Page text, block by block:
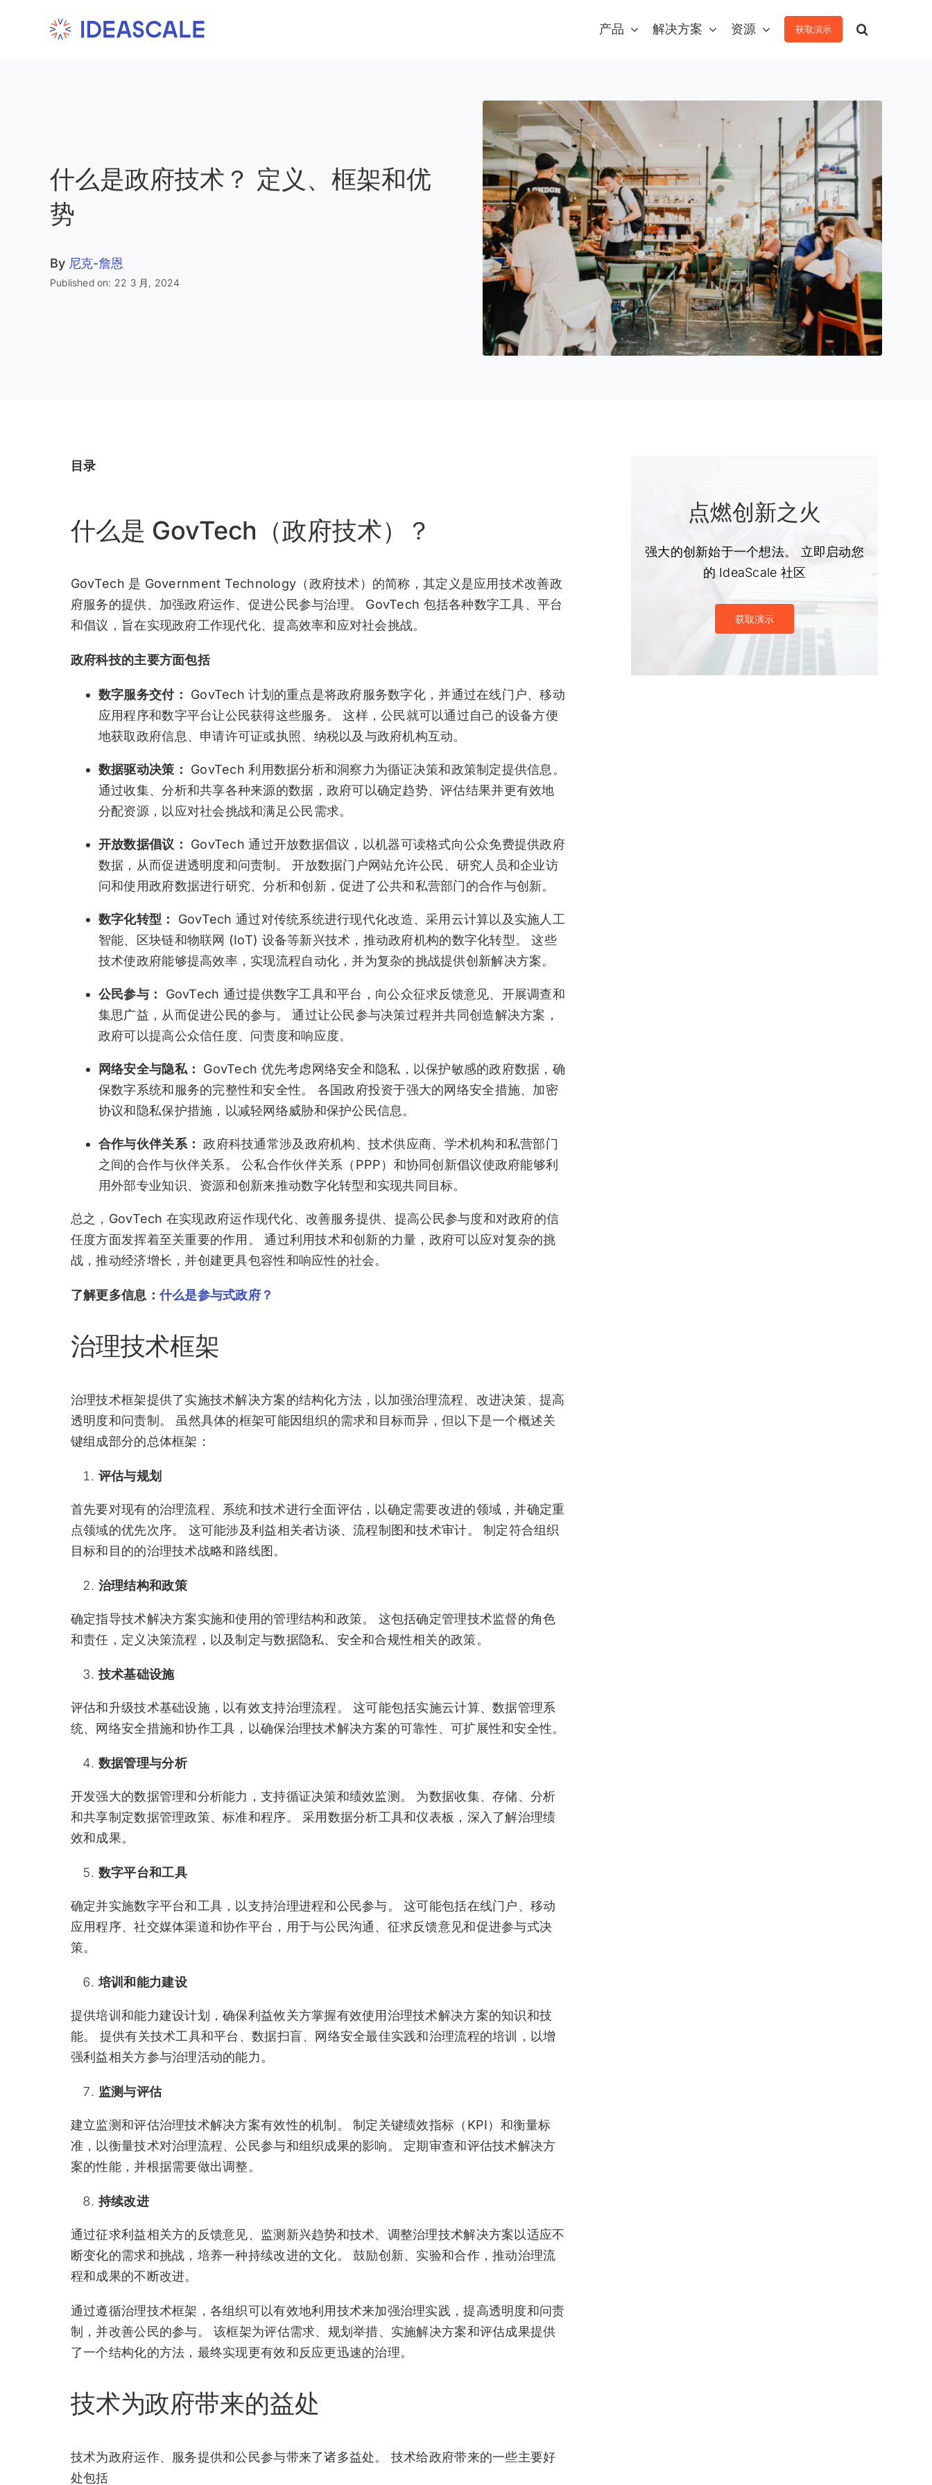
产品 解决方案 资源 获取演示
什么是政府技术？ 定义、框架和优
势
By 尼克-詹恩
Published on: 22 3 月, 2024
目录
什么是 GovTech（政府技术）？
GovTech 是 Government Technology（政府技术）的简称，其定义是应用技术改善政
府服务的提供、加强政府运作、促进公民参与治理。 GovTech 包括各种数字工具、平台
和倡议，旨在实现政府工作现代化、提高效率和应对社会挑战。
政府科技的主要方面包括
数字服务交付：
GovTech 计划的重点是将政府服务数字化，并通过在线门户、移动
应用程序和数字平台让公民获得这些服务。 这样，公民就可以通过自己的设备方便
地获取政府信息、申请许可证或执照、纳税以及与政府机构互动。
数据驱动决策：
GovTech 利用数据分析和洞察力为循证决策和政策制定提供信息。
通过收集、分析和共享各种来源的数据，政府可以确定趋势、评估结果并更有效地
分配资源，以应对社会挑战和满足公民需求。
开放数据倡议： GovTech 通过开放数据倡议，以机器可读格式向公众免费提供政府
数据，从而促进透明度和问责制。 开放数据门户网站允许公民、研究人员和企业访
问和使用政府数据进行研究、分析和创新，促进了公共和私营部门的合作与创新。
数字化转型：
GovTech 通过对传统系统进行现代化改造、采用云计算以及实施人工
智能、区块链和物联网 (IoT) 设备等新兴技术，推动政府机构的数字化转型。 这些
技术使政府能够提高效率，实现流程自动化，并为复杂的挑战提供创新解决方案。
公民参与： GovTech 通过提供数字工具和平台，向公众征求反馈意见、开展调查和
集思广益，从而促进公民的参与。 通过让公民参与决策过程并共同创造解决方案，
政府可以提高公众信任度、问责度和响应度。
网络安全与隐私：
GovTech 优先考虑网络安全和隐私，以保护敏感的政府数据，确
保数字系统和服务的完整性和安全性。 各国政府投资于强大的网络安全措施、加密
协议和隐私保护措施，以减轻网络威胁和保护公民信息。
合作与伙伴关系： 政府科技通常涉及政府机构、技术供应商、学术机构和私营部门
之间的合作与伙伴关系。 公私合作伙伴关系（PPP）和协同创新倡议使政府能够利
用外部专业知识、资源和创新来推动数字化转型和实现共同目标。
总之，GovTech 在实现政府运作现代化、改善服务提供、提高公民参与度和对政府的信
任度方面发挥着至关重要的作用。 通过利用技术和创新的力量，政府可以应对复杂的挑
战，推动经济增长，并创建更具包容性和响应性的社会。
了解更多信息：什么是参与式政府？
治理技术框架
治理技术框架提供了实施技术解决方案的结构化方法，以加强治理流程、改进决策、提高
透明度和问责制。 虽然具体的框架可能因组织的需求和目标而异，但以下是一个概述关
键组成部分的总体框架：
评估与规划
首先要对现有的治理流程、系统和技术进行全面评估，以确定需要改进的领域，并确定重
点领域的优先次序。 这可能涉及利益相关者访谈、流程制图和技术审计。 制定符合组织
目标和目的的治理技术战略和路线图。
治理结构和政策
确定指导技术解决方案实施和使用的管理结构和政策。 这包括确定管理技术监督的角色
和责任，定义决策流程，以及制定与数据隐私、安全和合规性相关的政策。
技术基础设施
评估和升级技术基础设施，以有效支持治理流程。 这可能包括实施云计算、数据管理系
统、网络安全措施和协作工具，以确保治理技术解决方案的可靠性、可扩展性和安全性。
数据管理与分析
开发强大的数据管理和分析能力，支持循证决策和绩效监测。 为数据收集、存储、分析
和共享制定数据管理政策、标准和程序。 采用数据分析工具和仪表板，深入了解治理绩
效和成果。
数字平台和工具
确定并实施数字平台和工具，以支持治理进程和公民参与。 这可能包括在线门户、移动
应用程序、社交媒体渠道和协作平台，用于与公民沟通、征求反馈意见和促进参与式决
策。
培训和能力建设
提供培训和能力建设计划，确保利益攸关方掌握有效使用治理技术解决方案的知识和技
能。 提供有关技术工具和平台、数据扫盲、网络安全最佳实践和治理流程的培训，以增
强利益相关方参与治理活动的能力。
监测与评估
建立监测和评估治理技术解决方案有效性的机制。 制定关键绩效指标（KPI）和衡量标
准，以衡量技术对治理流程、公民参与和组织成果的影响。 定期审查和评估技术解决方
案的性能，并根据需要做出调整。
持续改进
通过征求利益相关方的反馈意见、监测新兴趋势和技术、调整治理技术解决方案以适应不
断变化的需求和挑战，培养一种持续改进的文化。 鼓励创新、实验和合作，推动治理流
程和成果的不断改进。
通过遵循治理技术框架，各组织可以有效地利用技术来加强治理实践，提高透明度和问责
制，并改善公民的参与。 该框架为评估需求、规划举措、实施解决方案和评估成果提供
了一个结构化的方法，最终实现更有效和反应更迅速的治理。
技术为政府带来的益处
技术为政府运作、服务提供和公民参与带来了诸多益处。 技术给政府带来的一些主要好
处包括
点燃创新之火
强大的创新始于一个想法。 立即启动您
的 IdeaScale 社区
获取演示